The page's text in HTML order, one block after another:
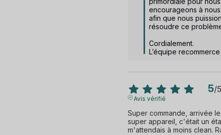
encourageons à
afin que nous
résoudre ce
Cordialement.
L’équipe recommerce
5/5
Avis vérifié
Super commande, arrivée
super appareil, c'était un
m'attendais à moins clean.